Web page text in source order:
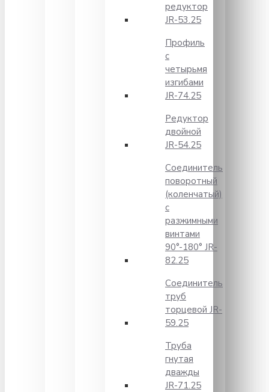
редуктор
JR-53.25
Профиль
с
четырьмя
изгибами
JR-74.25
Редуктор
двойной
JR-54.25
Соединитель
поворотный
(коленчатый)
с
разжимными
винтами
90°-180° JR-
82.25
Соединитель
труб
торцевой JR-
59.25
Труба
гнутая
дважды
JR-71.25